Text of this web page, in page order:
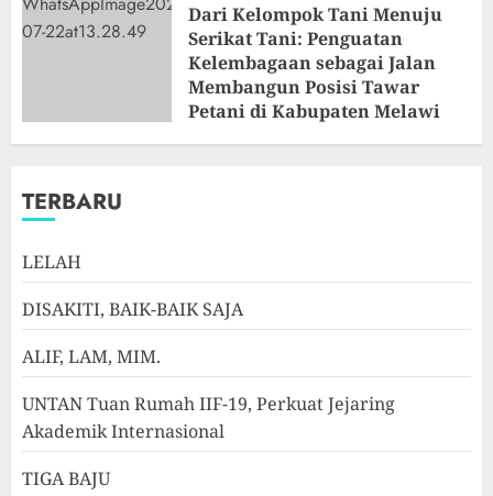
Dari Kelompok Tani Menuju
Serikat Tani: Penguatan
Kelembagaan sebagai Jalan
Membangun Posisi Tawar
Petani di Kabupaten Melawi
JULI 22, 2026 0
TERBARU
LELAH
DISAKITI, BAIK-BAIK SAJA
ALIF, LAM, MIM.
UNTAN Tuan Rumah IIF-19, Perkuat Jejaring
Akademik Internasional
TIGA BAJU